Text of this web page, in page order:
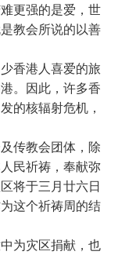
更强的是爱，世
教会所说的以善
香港人喜爱的旅
。因此，许多香
的核辐射危机，
传教会团体，除
民祈祷，奉献弥
将于三月廿六日
这个祈祷周的结
为灾区捐献，也